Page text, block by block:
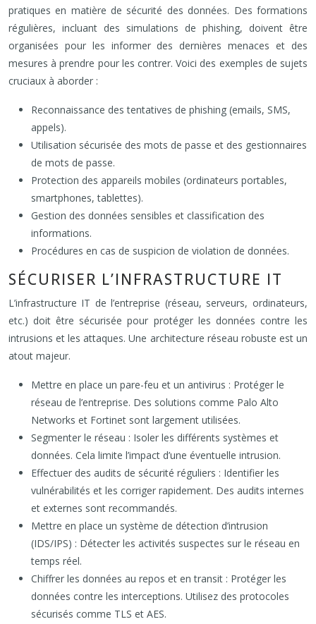
pratiques en matière de sécurité des données. Des formations
régulières, incluant des simulations de phishing, doivent être
organisées pour les informer des dernières menaces et des
mesures à prendre pour les contrer. Voici des exemples de sujets
cruciaux à aborder :
Reconnaissance des tentatives de phishing (emails, SMS,
appels).
Utilisation sécurisée des mots de passe et des gestionnaires
de mots de passe.
Protection des appareils mobiles (ordinateurs portables,
smartphones, tablettes).
Gestion des données sensibles et classification des
informations.
Procédures en cas de suspicion de violation de données.
SÉCURISER L’INFRASTRUCTURE IT
L’infrastructure IT de l’entreprise (réseau, serveurs, ordinateurs,
etc.) doit être sécurisée pour protéger les données contre les
intrusions et les attaques. Une architecture réseau robuste est un
atout majeur.
Mettre en place un pare-feu et un antivirus : Protéger le
réseau de l’entreprise. Des solutions comme Palo Alto
Networks et Fortinet sont largement utilisées.
Segmenter le réseau : Isoler les différents systèmes et
données. Cela limite l’impact d’une éventuelle intrusion.
Effectuer des audits de sécurité réguliers : Identifier les
vulnérabilités et les corriger rapidement. Des audits internes
et externes sont recommandés.
Mettre en place un système de détection d’intrusion
(IDS/IPS) : Détecter les activités suspectes sur le réseau en
temps réel.
Chiffrer les données au repos et en transit : Protéger les
données contre les interceptions. Utilisez des protocoles
sécurisés comme TLS et AES.